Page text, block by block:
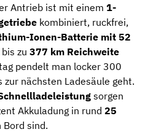
Antrieb ist mit einem 1-
kombiniert, ruckfrei,
Ionen-Batterie mit 52
zu 377 km Reichweite
pendelt man locker 300
zur nächsten Ladesäule geht.
sorgen
Akkuladung in rund 25
Bord sind.